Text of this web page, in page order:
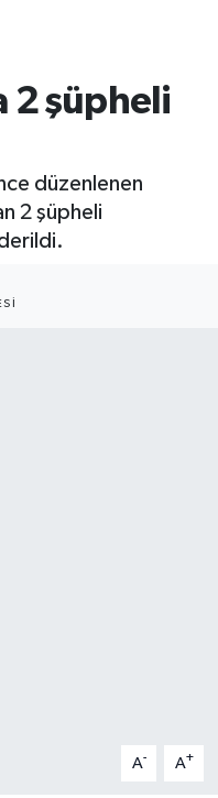
2 şüpheli
düzenlenen
2 şüpheli
A- A+